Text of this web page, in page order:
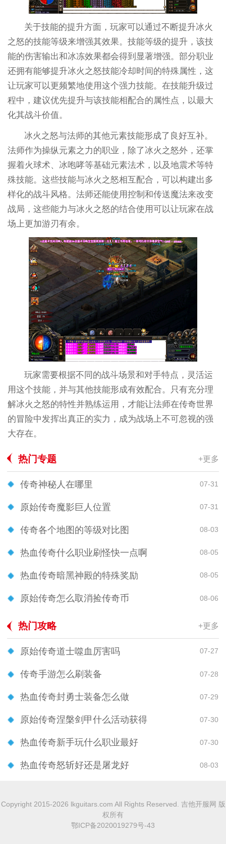
关于技能的提升方面，玩家可以通过不断提升冰火
之怒的技能等级来增强其效果。技能等级的提升，该技
能的伤害输出和冰冻效果都会得到显著增强。部分职业
还拥有能够提升冰火之怒技能冷却时间的特殊属性，这
让玩家可以更频繁地使用这个强力技能。在技能升级过
程中，建议优先提升与该技能相配合的属性点，以最大
化其战斗价值。
冰火之怒与法师的其他元素技能形成了良好互补。
法师作为操纵元素之力的职业，除了冰火之怒外，还掌
握着火球术、冰咆哮等基础元素法术，以及地震术等特
殊技能。这些技能与冰火之怒相互配合，可以构建出多
样化的战斗风格。法师还能使用控制和传送魔法来改变
战局，这些能力与冰火之怒的结合使用可以让玩家在战
场上更加游刃有余。
玩家需要根据不同的战斗场景和对手特点，灵活运
用这个技能，并与其他技能形成有效配合。只有充分理
解冰火之怒的特性并熟练运用，才能让法师在传奇世界
的冒险中发挥出真正的实力，成为战场上不可忽视的强
大存在。
热门专题 +更多
传奇神秘人在哪里 07-31
原始传奇魔影巨人位置 07-31
传奇各个地图的等级对比图 08-03
热血传奇什么职业刷怪快一点啊 08-05
热血传奇暗黑神殿的特殊奖励 08-05
原始传奇怎么取消捡传奇币 08-06
热门攻略 +更多
原始传奇道士噬血厉害吗 07-27
传奇手游怎么刷装备 07-28
热血传奇封勇士装备怎么做 07-29
原始传奇涅槃剑甲什么活动获得 07-30
热血传奇新手玩什么职业最好 07-30
热血传奇怒斩好还是屠龙好 08-03
Copyright 2015-2026 lkguitars.com All Rights Reserved. 吉他开服网 版
权所有
鄂ICP备2020019279号-43